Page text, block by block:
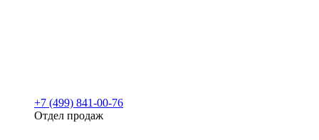
+7 (499) 841-00-76
Отдел продаж